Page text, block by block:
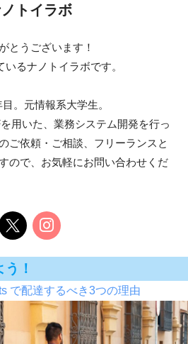
トイラボ
とうございます！
るナノトイラボです。
。元情報系大学生。
用いた、業務システム開発を行っ
ご依頼・ご相談、フリーランスと
ので、お気軽にお問い合わせくだ
！
で配達するべき3つの理由